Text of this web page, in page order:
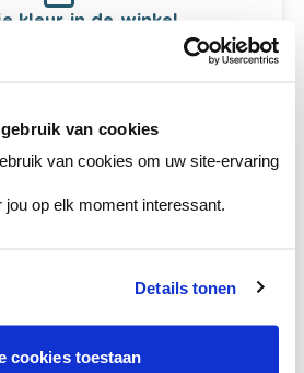
van cookies
van cookies om uw site-ervaring
jou op elk moment interessant.
Details tonen
cookies toestaan
kleur in de winkel
stalen van je
advies om kleuren te